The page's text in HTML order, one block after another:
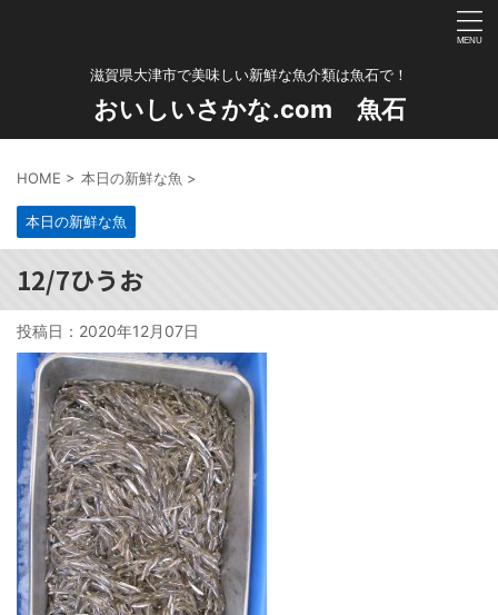
滋賀県大津市で美味しい新鮮な魚介類は魚石で！
おいしいさかな.com 魚石
HOME > 本日の新鮮な魚 >
本日の新鮮な魚
12/7ひうお
投稿日： 2020年12月07日